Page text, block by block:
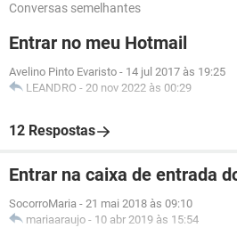
Conversas semelhantes
Entrar no meu Hotmail
Avelino Pinto Evaristo - 14 jul 2017 às 19:25
LEANDRO - 20 nov 2022 às 00:29
12 Respostas
Entrar na caixa de entrada
SocorroMaria - 21 mai 2018 às 09:10
mariaaraujo - 10 abr 2019 às 15:54